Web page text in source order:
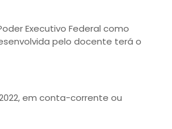
Executivo Federal como
pelo docente terá o
em conta-corrente ou